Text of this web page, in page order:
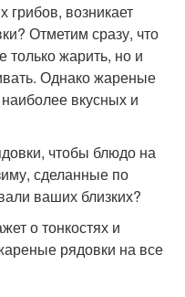
грибов, возникает
Отметим сразу, что
только жарить, но и
Однако жареные
вкусных и
чтобы блюдо на
сделанные по
ваших близких?
о тонкостях и
рядовки на все